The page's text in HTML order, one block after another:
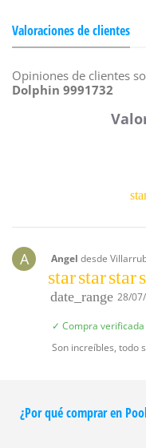
Valoraciones de clientes
Opiniones de clientes
Dolphin 9991732
A Angel desde
starstarstar
date_range 28/
✓ Compra verificada
Son increíbles, todo
¿Por qué comprar en